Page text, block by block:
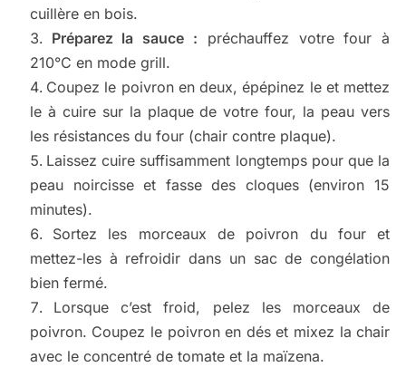
cuillère en bois.
Préparez la sauce : préchauffez votre four à
210°C en mode grill.
Coupez le poivron en deux, épépinez le et mettez
le à cuire sur la plaque de votre four, la peau vers
les résistances du four (chair contre plaque).
Laissez cuire suffisamment longtemps pour que la
peau noircisse et fasse des cloques (environ 15
minutes).
Sortez les morceaux de poivron du four et
mettez-les à refroidir dans un sac de congélation
bien fermé.
Lorsque c’est froid, pelez les morceaux de
poivron. Coupez le poivron en dés et mixez la chair
avec le concentré de tomate et la maïzena.